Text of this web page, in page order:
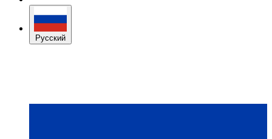
Русский